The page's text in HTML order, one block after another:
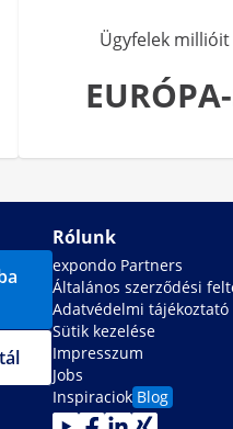
Ügyfelek
Rólunk
expondo Partners
Általános szerződési
Adatvédelmi tájékoztató
Sütik kezelése
Impresszum
Jobs
Inspiraciok Blog